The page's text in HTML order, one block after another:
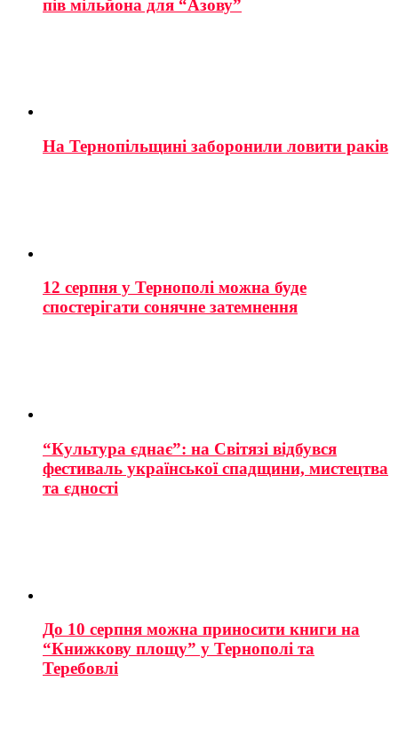
пів мільйона для “Азову”
На Тернопільщині заборонили ловити раків
12 серпня у Тернополі можна буде
спостерігати сонячне затемнення
“Культура єднає”: на Світязі відбувся
фестиваль української спадщини, мистецтва
та єдності
До 10 серпня можна приносити книги на
“Книжкову площу” у Тернополі та
Теребовлі